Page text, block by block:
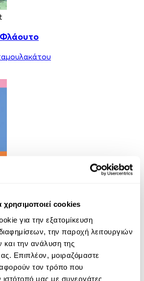
χρησιμοποιεί cookies
για την εξατομίκευση
την παροχή λειτουργιών
την ανάλυση της
Επιπλέον, μοιραζόμαστε
τον τρόπο που
ιστότοπό μας με συνεργάτες